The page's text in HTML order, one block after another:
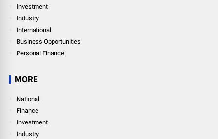
Investment
Industry
International
Business Opportunities
Personal Finance
MORE
National
Finance
Investment
Industry